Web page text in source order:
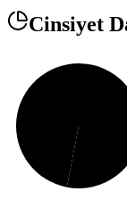
Cinsiyet